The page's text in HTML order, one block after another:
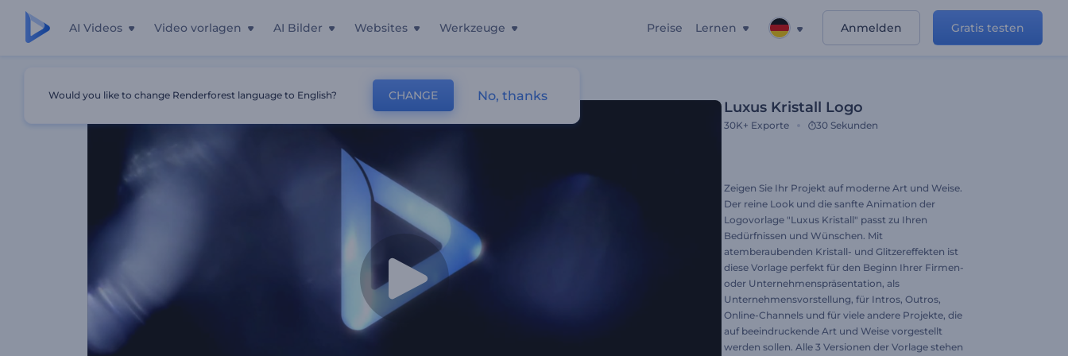
AI Videos Video vorlagen AI Bilder Websites Werkzeuge Preise Lernen Anmelden Gratis testen
Luxus Kristall Logo
30K+ Exporte 30 Sekunden
Zeigen Sie Ihr Projekt auf moderne Art und Weise.
Der reine Look und die sanfte Animation der
Logovorlage "Luxus Kristall" passt zu Ihren
Bedürfnissen und Wünschen. Mit
atemberaubenden Kristall- und Glitzereffekten ist
diese Vorlage perfekt für den Beginn Ihrer Firmen-
oder Unternehmenspräsentation, als
Unternehmensvorstellung, für Intros, Outros,
Online-Channels und für viele andere Projekte, die
auf beeindruckende Art und Weise vorgestellt
werden sollen. Alle 3 Versionen der Vorlage stehen
Would you like to change Renderforest language to English? CHANGE No, thanks